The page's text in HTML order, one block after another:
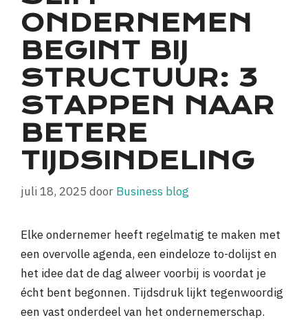
ONDERNEMEN
BEGINT BIJ
STRUCTUUR: 3
STAPPEN NAAR
BETERE
TIJDSINDELING
juli 18, 2025 door Business blog
Elke ondernemer heeft regelmatig te maken met
een overvolle agenda, een eindeloze to-dolijst en
het idee dat de dag alweer voorbij is voordat je
écht bent begonnen. Tijdsdruk lijkt tegenwoordig
een vast onderdeel van het ondernemerschap.